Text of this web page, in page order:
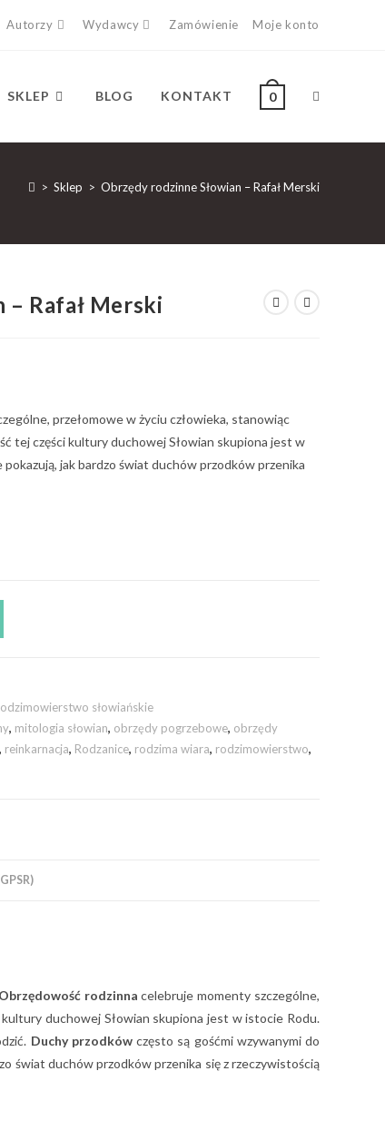
Autorzy Wydawcy Zamówienie Moje konto
SKLEP BLOG KONTAKT 0
> Sklep > Obrzędy rodzinne Słowian – Rafał Merski
– Rafał Merski
przełomowe w życiu człowieka, stanowiąc
tej części kultury duchowej Słowian skupiona jest w
jak bardzo świat duchów przodków przenika
słowiańskie
, mitologia słowian, obrzędy pogrzebowe, obrzędy
, reinkarnacja, Rodzanice, rodzima wiara, rodzimowierstwo,
Obrzędowość rodzinna celebruje momenty szczególne,
duchowej Słowian skupiona jest w istocie Rodu.
Duchy przodkówczęsto są gośćmi wzywanymi do
świat duchów przodków przenika się z rzeczywistością